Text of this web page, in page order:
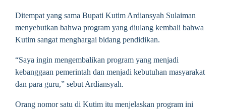
Ditempat yang sama Bupati Kutim Ardiansyah Sulaiman
menyebutkan bahwa program yang diulang kembali bahwa
Kutim sangat menghargai bidang pendidikan.
“Saya ingin mengembalikan program yang menjadi
kebanggaan pemerintah dan menjadi kebutuhan masyarakat
dan para guru,” sebut Ardiansyah.
Orang nomor satu di Kutim itu menjelaskan program ini